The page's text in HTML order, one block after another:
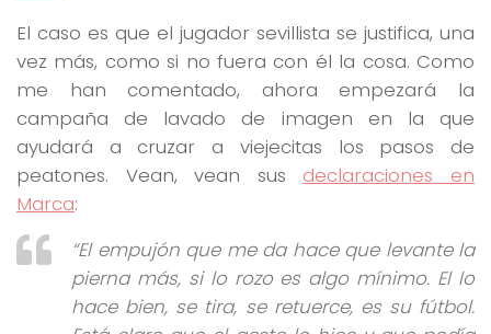
El caso es que el jugador sevillista se justifica, una
vez más, como si no fuera con él la cosa. Como
me han comentado, ahora empezará la
campaña de lavado de imagen en la que
ayudará a cruzar a viejecitas los pasos de
peatones. Vean, vean sus declaraciones en
Marca:
“El empujón que me da hace que levante la
pierna más, si lo rozo es algo mínimo. El lo
hace bien, se tira, se retuerce, es su fútbol.